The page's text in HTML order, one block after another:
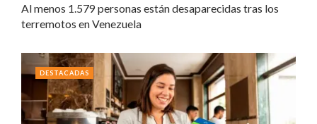
Al menos 1.579 personas están desaparecidas tras los
terremotos en Venezuela
DESTACADAS